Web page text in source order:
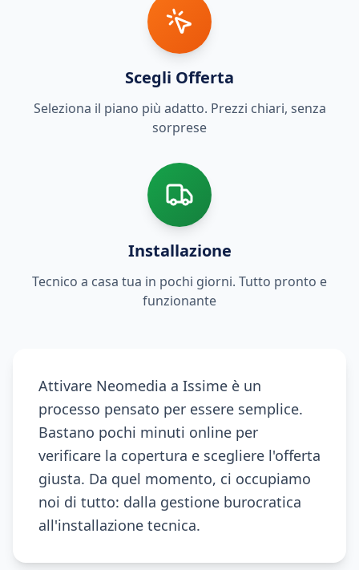
Scegli Offerta
Seleziona il piano più adatto. Prezzi chiari, senza
sorprese
Installazione
Tecnico a casa tua in pochi giorni. Tutto pronto e
funzionante
Attivare Neomedia a Issime è un
processo pensato per essere semplice.
Bastano pochi minuti online per
verificare la copertura e scegliere l'offerta
giusta. Da quel momento, ci occupiamo
noi di tutto: dalla gestione burocratica
all'installazione tecnica.